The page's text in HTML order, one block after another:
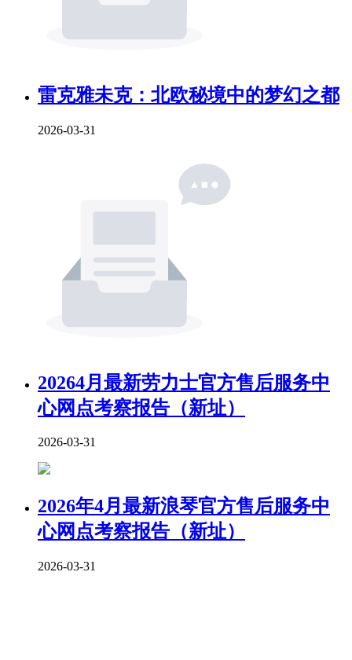
雷克雅未克：北欧秘境中的梦幻之都
2026-03-31
20264月最新劳力士官方售后服务中
心网点考察报告（新址）
2026-03-31
2026年4月最新浪琴官方售后服务中
心网点考察报告（新址）
2026-03-31